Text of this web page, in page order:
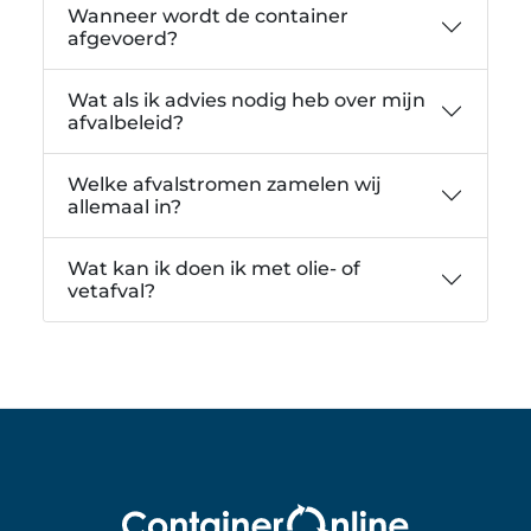
Wanneer wordt de container
afgevoerd?
Wat als ik advies nodig heb over mijn
afvalbeleid?
Welke afvalstromen zamelen wij
allemaal in?
Wat kan ik doen ik met olie- of
vetafval?